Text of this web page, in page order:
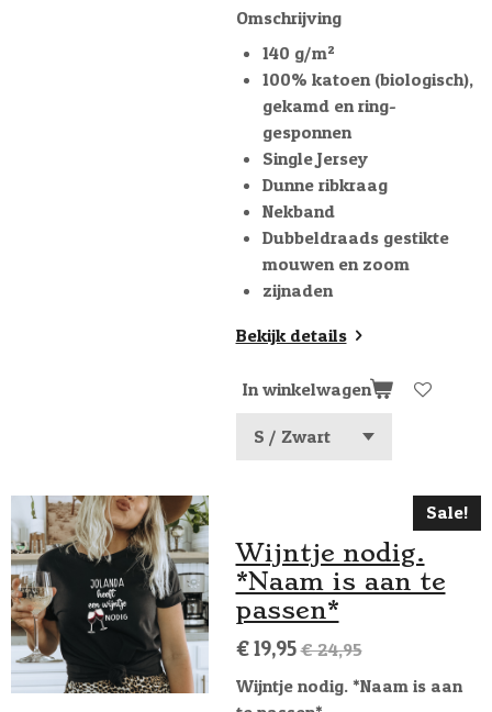
Omschrijving
140 g/m²
100% katoen (biologisch),
gekamd en ring-
gesponnen
Single Jersey
Dunne ribkraag
Nekband
Dubbeldraads gestikte
mouwen en zoom
zijnaden
Bekijk details
In winkelwagen
Sale!
Wijntje nodig.
*Naam is aan te
passen*
€ 19,95 € 24,95
Wijntje nodig. *Naam is aan